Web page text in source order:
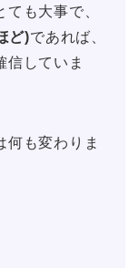
も大事で、
ど)であれば、
信していま
何も変わりま